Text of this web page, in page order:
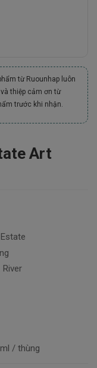
từ Ruounhap luôn
thiệp cảm ơn từ
trước khi nhận.
Art
/ thùng